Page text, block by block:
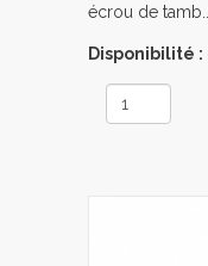
écrou de tamb...
Disponibilité :